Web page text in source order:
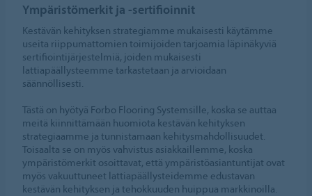
Ympäristömerkit ja -sertifioinnit
Kestävän kehityksen strategiamme mukaisesti käytämme
useita riippumattomien toimijoiden tarjoamia läpinäkyviä
sertifiointijärjestelmiä, joiden mukaisesti
lattiapäällysteemme tarkastetaan ja arvioidaan
säännöllisesti.
Tästä on hyötyä Forbo Flooring Systemsille, koska se auttaa
meitä kiinnittämään huomiota kestävän kehityksen
strategiaamme ja tunnistamaan kehitysmahdollisuudet.
Toisaalta se on myös vahvistus asiakkaillemme, koska
ympäristömerkit osoittavat, että ympäristöasiantuntijat ovat
myös vakuuttuneet lattiapäällysteidemme edustavan
kestävän kehityksen ja tehokkuuden huippua markkinoilla.